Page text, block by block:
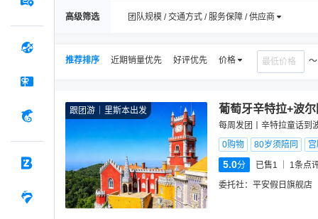
高级筛选 团队规模 / 交通方式 / 服务保障 / 供应商
推荐排序 近期销量优先 好评优先 价格
跟团游 里斯本出发 葡萄牙辛特拉+波
每周发团丨辛特拉童话到
0购物
80岁须陪同
5.0分 已售1 1条点
委托社： 平安假日旗舰店